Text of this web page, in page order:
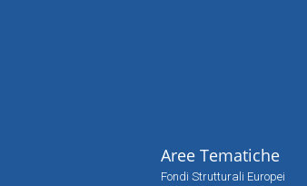
Aree Tematiche
Fondi Strutturali Europei